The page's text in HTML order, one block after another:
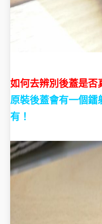
如何去辨別後蓋是否
原裝後蓋會有一個鐳
有！